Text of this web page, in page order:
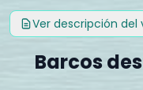
Ver descripción del
Barcos